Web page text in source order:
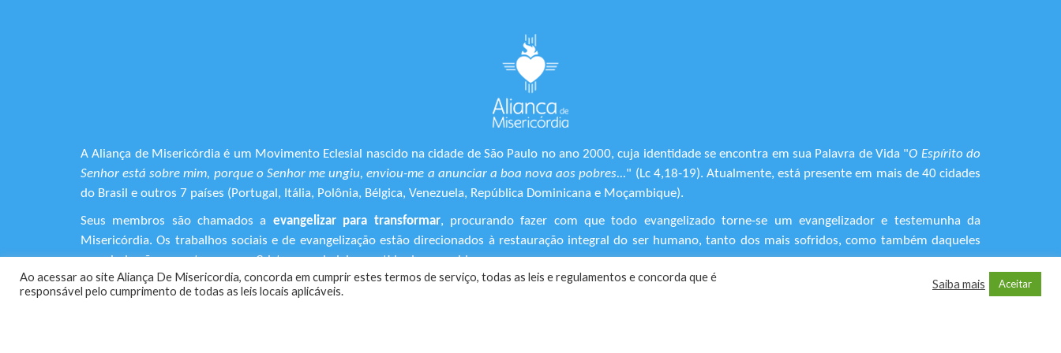
A Aliança de Misericórdia é um Movimento Eclesial nascido na cidade de São Paulo no ano 2000, cuja identidade se encontra em sua Palavra de Vida "O Espírito do
Senhor está sobre mim, porque o Senhor me ungiu, enviou-me a anunciar a boa nova aos pobres..." (Lc 4,18-19). Atualmente, está presente em mais de 40 cidades
do Brasil e outros 7 países (Portugal, Itália, Polônia, Bélgica, Venezuela, República Dominicana e Moçambique).
Seus membros são chamados a evangelizar para transformar, procurando fazer com que todo evangelizado torne-se um evangelizador e testemunha da
Misericórdia. Os trabalhos sociais e de evangelização estão direcionados à restauração integral do ser humano, tanto dos mais sofridos, como também daqueles
que ainda não encontraram em Cristo o verdadeiro sentido de suas vidas.
+55 (11) 3120-9191
Ao acessar ao site Aliança De Misericordia, concorda em cumprir estes termos de serviço, todas as leis e regulamentos ​e concorda que é
responsável pelo cumprimento de todas as leis locais aplicáveis.
Saiba mais Aceitar